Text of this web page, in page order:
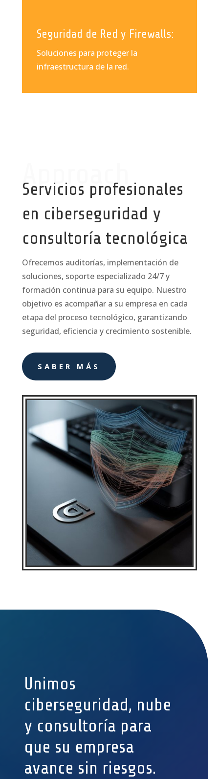
Seguridad de Red y Firewalls:
Soluciones para proteger la
infraestructura de la red.
Approach
Servicios profesionales
en ciberseguridad y
consultoría tecnológica
Ofrecemos auditorías, implementación de
soluciones, soporte especializado 24/7 y
formación continua para su equipo. Nuestro
objetivo es acompañar a su empresa en cada
etapa del proceso tecnológico, garantizando
seguridad, eficiencia y crecimiento sostenible.
SABER MÁS
Unimos
ciberseguridad, nube
y consultoría para
que su empresa
avance sin riesgos.